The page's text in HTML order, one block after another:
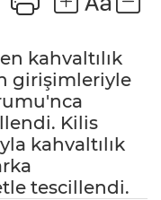
kahvaltılık
girişimleriyle
Kilis
kahvaltılık
tescillendi.